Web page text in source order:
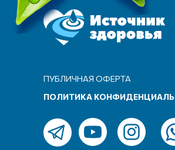
ПОЛИТИКА
ПУБЛИЧНАЯ ОФЕРТА